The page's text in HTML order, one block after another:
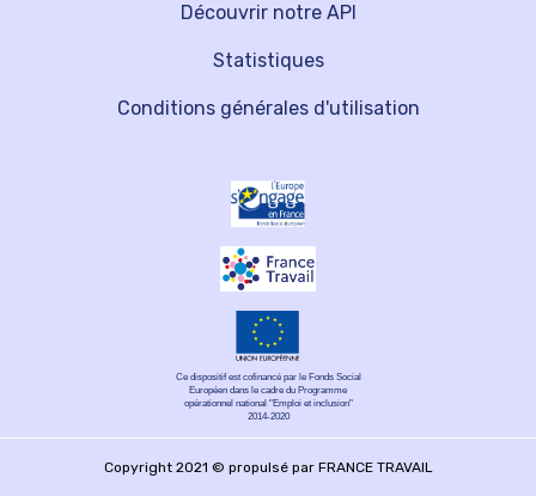
Découvrir notre API
Statistiques
Conditions générales d'utilisation
Ce dispositif est cofinancé par le Fonds Social
Européen dans le cadre du Programme
opérationnel national "Emploi et inclusion"
2014-2020
Copyright 2021 © propulsé par FRANCE TRAVAIL